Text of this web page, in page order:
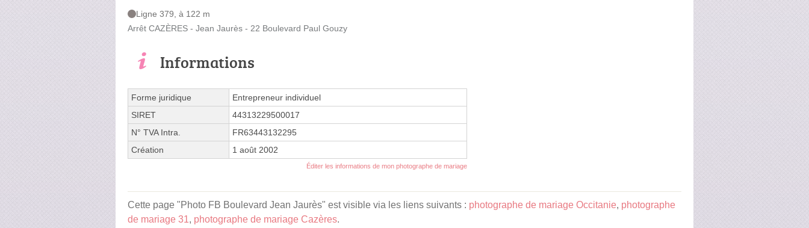
Ligne 379, à 122 m
Arrêt CAZÈRES - Jean Jaurès - 22 Boulevard Paul Gouzy
Informations
Forme juridique
Entrepreneur individuel
SIRET
44313229500017
N° TVA Intra.
FR63443132295
Création
1 août 2002
Éditer les informations de mon photographe de mariage
Cette page "Photo FB Boulevard Jean Jaurès" est visible via les liens suivants : photographe de mariage Occitanie, photographe
de mariage 31, photographe de mariage Cazères.